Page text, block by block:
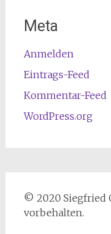
Meta
Anmelden
Eintrags-Feed
Kommentar-Feed
WordPress.org
© 2020 Siegfried
vorbehalten.